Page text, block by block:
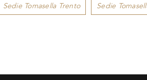
Sedie Tomasella Trento Sedie